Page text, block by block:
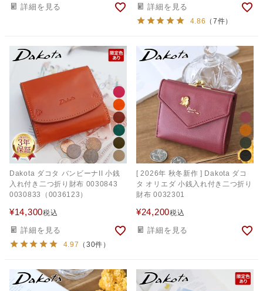
詳細を見る
詳細を見る
4.86 （7件）
Dakota ダコタ バンビーナII 小銭
入れ付き二つ折り財布 0030843
0030833（0036123）
¥14,300税込
詳細を見る
4.97 （30件）
[ 2026年 秋冬新作 ] Dakota ダコ
タ オリエダ 小銭入れ付き二つ折り
財布 0032301
¥24,200税込
詳細を見る